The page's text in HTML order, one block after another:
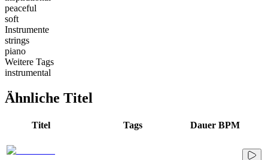
peaceful
soft
Instrumente
strings
piano
Weitere Tags
instrumental
Ähnliche Titel
Titel Tags Dauer BPM